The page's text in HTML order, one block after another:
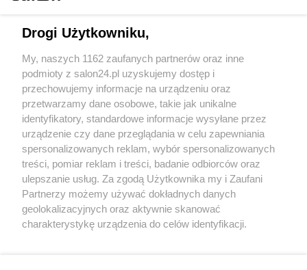
Sport
Społeczeństwo
Kultura
X Facebook Instagram Youtube
Drogi Użytkowniku,
My, naszych 1162 zaufanych partnerów oraz inne
podmioty z salon24.pl uzyskujemy dostęp i
przechowujemy informacje na urządzeniu oraz
przetwarzamy dane osobowe, takie jak unikalne
identyfikatory, standardowe informacje wysyłane przez
urządzenie czy dane przeglądania w celu zapewniania
spersonalizowanych reklam, wybór spersonalizowanych
treści, pomiar reklam i treści, badanie odbiorców oraz
ulepszanie usług. Za zgodą Użytkownika my i Zaufani
Partnerzy możemy używać dokładnych danych
geolokalizacyjnych oraz aktywnie skanować
charakterystykę urządzenia do celów identyfikacji.